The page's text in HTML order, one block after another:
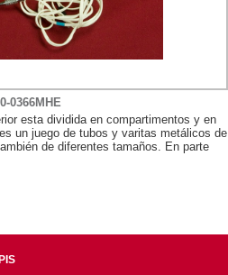
0366MHE
esta dividida en compartimentos y en
un juego de tubos y varitas metálicos de
de diferentes tamaños. En parte